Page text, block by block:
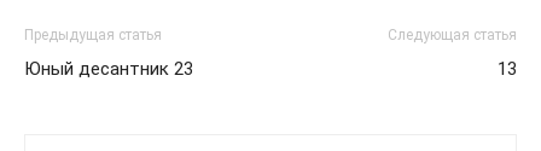
Предыдущая статья
Юный десантник 23
Следующая статья
13